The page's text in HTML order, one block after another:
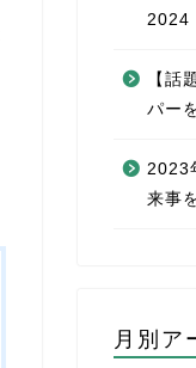
2024
【話
パー
2023
来事
月別ア